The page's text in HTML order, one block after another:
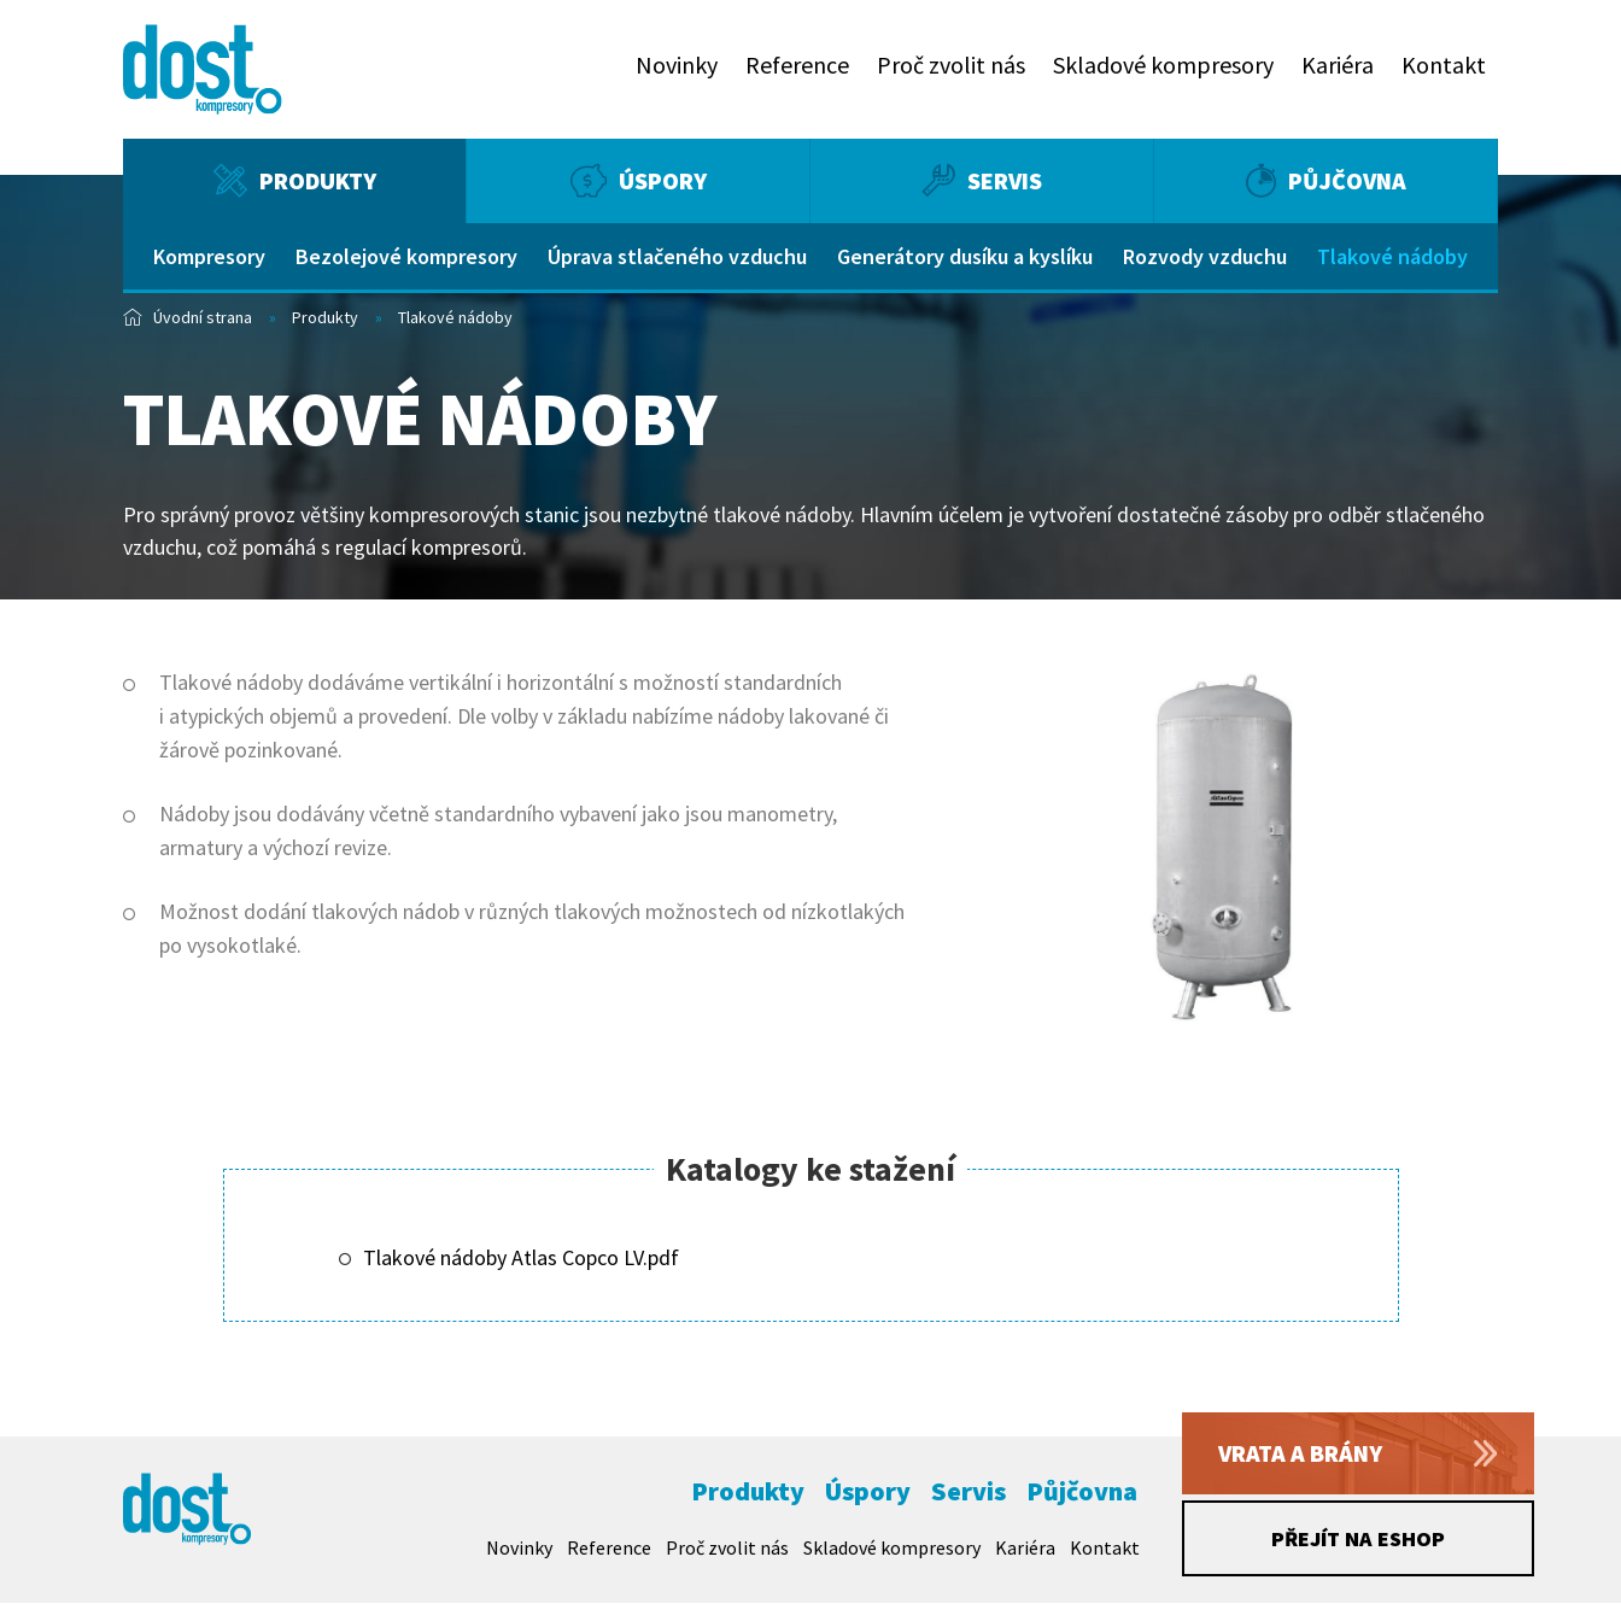
Novinky Reference Proč zvolit nás Skladové kompresory Kariéra Kontakt
PRODUKTY ÚSPORY SERVIS PŮJČOVNA
Kompresory Bezolejové kompresory Úprava stlačeného vzduchu Generátory dusíku a kyslíku Rozvody vzduchu Tlakové nádoby
Úvodní strana Produkty Tlakové nádoby
TLAKOVÉ NÁDOBY
Pro správný provoz většiny kompresorových stanic jsou nezbytné tlakové nádoby. Hlavním účelem je vytvoření dostatečné zásoby pro odběr stlačeného
vzduchu, což pomáhá s regulací kompresorů.
Tlakové nádoby dodáváme vertikální i horizontální s možností standardních
i atypických objemů a provedení. Dle volby v základu nabízíme nádoby lakované či
žárově pozinkované.
Nádoby jsou dodávány včetně standardního vybavení jako jsou manometry,
armatury a výchozí revize.
Možnost dodání tlakových nádob v různých tlakových možnostech od nízkotlakých
po vysokotlaké.
Katalogy ke stažení
Tlakové nádoby Atlas Copco LV.pdf
Produkty Úspory Servis Půjčovna
Novinky Reference Proč zvolit nás Skladové kompresory Kariéra Kontakt
VRATA A BRÁNY
PŘEJÍT NA ESHOP